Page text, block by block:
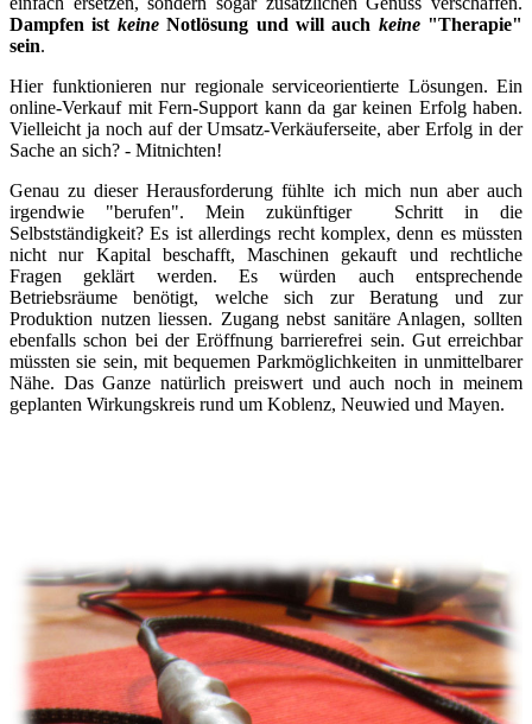
Dampfen ist keineNotlösung und will auch keine"Therapie"
sein.
Hier funktionieren nur regionale serviceorientierte Lösungen. Ein
online-Verkauf mit Fern-Support kann da gar keinen Erfolg haben.
Vielleicht ja noch auf derUmsatz-Verkäuferseite, aber Erfolg in der
Sache an sich? - Mitnichten!
Genau zu dieser Herausforderung fühlte ich mich nun aber auch
irgendwie "berufen". Mein zukünftiger Schritt in die
Selbstständigkeit? Es ist allerdings recht komplex, denn es müssten
nicht nur Kapital beschafft, Maschinen gekauft und rechtliche
Fragen geklärt werden. Es würden auch entsprechende
Betriebsräume benötigt, welche sich zur Beratung und zur
Produktion nutzen liessen. Zugang nebst sanitäre Anlagen, sollten
ebenfalls schon bei der Eröffnung barrierefrei sein. Gut erreichbar
müssten sie sein, mit bequemen Parkmöglichkeiten in unmittelbarer
Nähe. Das Ganze natürlich preiswert und auch noch in meinem
geplanten Wirkungskreis rund um Koblenz, Neuwied und Mayen.